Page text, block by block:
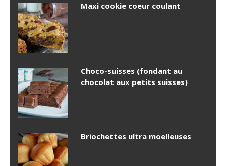
Maxi cookie coeur coulant
Choco-suisses (fondant au
chocolat aux petits suisses)
Briochettes ultra moelleuses